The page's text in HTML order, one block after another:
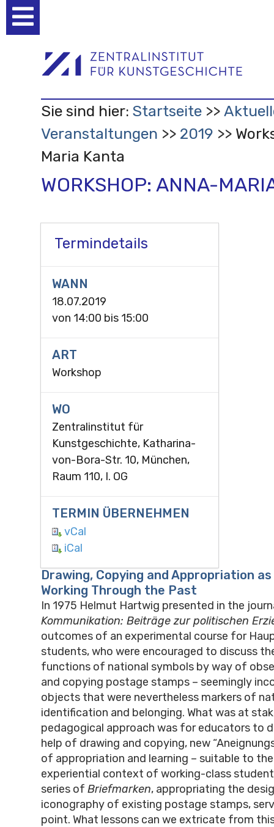
Werkzeuge
Sie sind hier: Startseite
Veranstaltungen
2019
Maria Kanta
WORKSHOP: ANNA-
Termindetails
WANN
18.07.2019
von 14:00 bis 15:00
ART
Workshop
WO
Zentralinstitut für
Kunstgeschichte, Katharina-
von-Bora-Str. 10, München,
Raum 110, I. OG
TERMIN ÜBERNEHMEN
vCal
iCal
Drawing, Copying and Appropriation
Working Through the Past
In 1975 Helmut Hartwig presented in the
Kommunikation: Beiträge zur politischen
outcomes of an experimental course for
students, who were encouraged to discuss
functions of national symbols by way of
and copying postage stamps – seemingly
objects that were nevertheless markers of
identification and belonging. What was at
pedagogical approach was for educators to
help of drawing and copying, new
of appropriation and learning – suitable to
experiential context of working-class
series of Briefmarken, appropriating the
iconography of existing postage stamps,
point. What lessons can we extricate from